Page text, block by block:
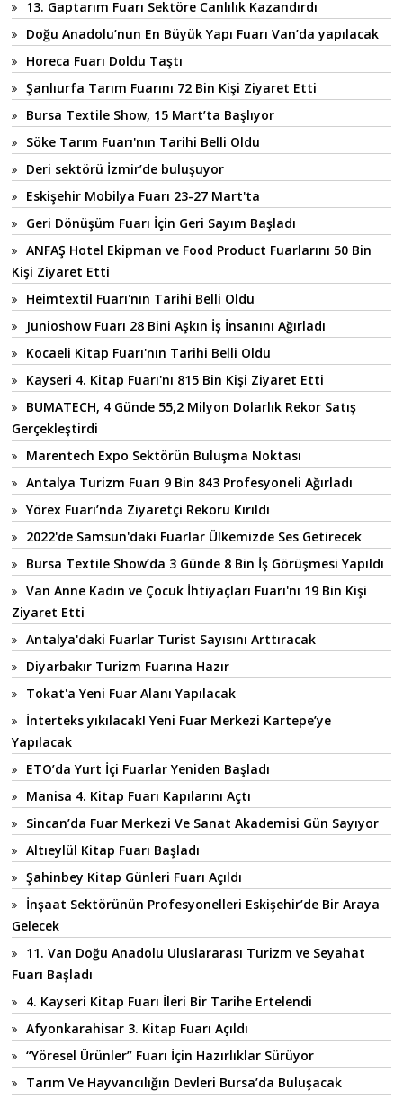
13. Gaptarım Fuarı Sektöre Canlılık Kazandırdı
Doğu Anadolu’nun En Büyük Yapı Fuarı Van’da yapılacak
Horeca Fuarı Doldu Taştı
Şanlıurfa Tarım Fuarını 72 Bin Kişi Ziyaret Etti
Bursa Textile Show, 15 Mart’ta Başlıyor
Söke Tarım Fuarı'nın Tarihi Belli Oldu
Deri sektörü İzmir’de buluşuyor
Eskişehir Mobilya Fuarı 23-27 Mart'ta
Geri Dönüşüm Fuarı İçin Geri Sayım Başladı
ANFAŞ Hotel Ekipman ve Food Product Fuarlarını 50 Bin
Kişi Ziyaret Etti
Heimtextil Fuarı'nın Tarihi Belli Oldu
Junioshow Fuarı 28 Bini Aşkın İş İnsanını Ağırladı
Kocaeli Kitap Fuarı'nın Tarihi Belli Oldu
Kayseri 4. Kitap Fuarı'nı 815 Bin Kişi Ziyaret Etti
BUMATECH, 4 Günde 55,2 Milyon Dolarlık Rekor Satış
Gerçekleştirdi
Marentech Expo Sektörün Buluşma Noktası
Antalya Turizm Fuarı 9 Bin 843 Profesyoneli Ağırladı
Yörex Fuarı’nda Ziyaretçi Rekoru Kırıldı
2022'de Samsun'daki Fuarlar Ülkemizde Ses Getirecek
Bursa Textile Show’da 3 Günde 8 Bin İş Görüşmesi Yapıldı
Van Anne Kadın ve Çocuk İhtiyaçları Fuarı'nı 19 Bin Kişi
Ziyaret Etti
Antalya'daki Fuarlar Turist Sayısını Arttıracak
Diyarbakır Turizm Fuarına Hazır
Tokat'a Yeni Fuar Alanı Yapılacak
İnterteks yıkılacak! Yeni Fuar Merkezi Kartepe’ye
Yapılacak
ETO’da Yurt İçi Fuarlar Yeniden Başladı
Manisa 4. Kitap Fuarı Kapılarını Açtı
Sincan’da Fuar Merkezi Ve Sanat Akademisi Gün Sayıyor
Altıeylül Kitap Fuarı Başladı
Şahinbey Kitap Günleri Fuarı Açıldı
İnşaat Sektörünün Profesyonelleri Eskişehir’de Bir Araya
Gelecek
11. Van Doğu Anadolu Uluslararası Turizm ve Seyahat
Fuarı Başladı
4. Kayseri Kitap Fuarı İleri Bir Tarihe Ertelendi
Afyonkarahisar 3. Kitap Fuarı Açıldı
“Yöresel Ürünler” Fuarı İçin Hazırlıklar Sürüyor
Tarım Ve Hayvancılığın Devleri Bursa’da Buluşacak